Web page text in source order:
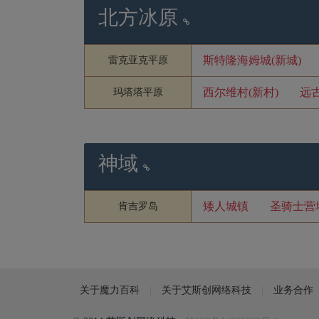
北方冰原
雷克亚克平原 斯特隆海姆城(新城)
玛塔塔平原 西尔维村(新村) 远
神域
肯吉罗岛 矮人城镇 圣骑士营
关于魔力百科 关于艾斯创网络科技 业务合作